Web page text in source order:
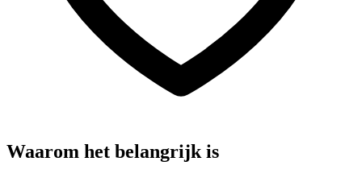
Waarom het belangrijk is